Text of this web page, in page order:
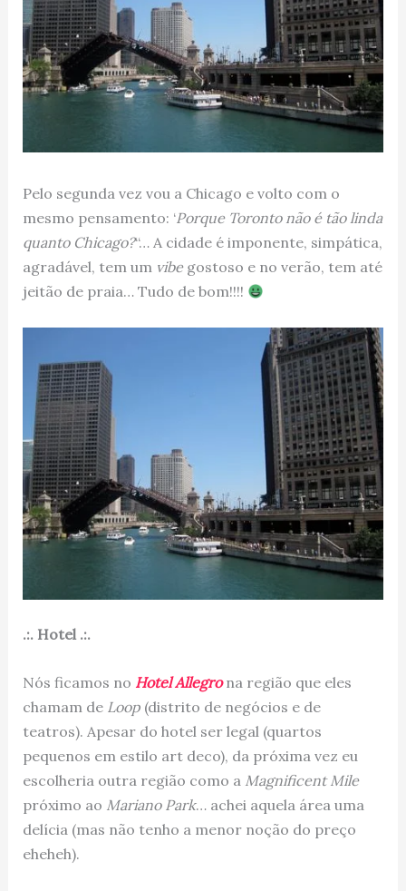
Pelo segunda vez vou a Chicago e volto com o
mesmo pensamento: ‘Porque Toronto não é tão linda
quanto Chicago?“… A cidade é imponente, simpática,
agradável, tem um vibegostoso e no verão, tem até
jeitão de praia… Tudo de bom!!!!
.:. Hotel .:.
Nós ficamos no Hotel Allegrona região que eles
chamam de Loop(distrito de negócios e de
teatros). Apesar do hotel ser legal (quartos
pequenos em estilo art deco), da próxima vez eu
escolheria outra região como a Magnificent Mile
próximo ao Mariano Park… achei aquela área uma
delícia (mas não tenho a menor noção do preço
eheheh).